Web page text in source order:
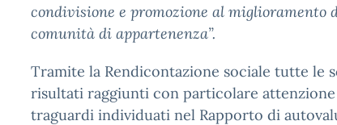
condivisione e promozione al miglioramento
comunità di appartenenza”.
Tramite la Rendicontazione sociale tutte le
risultati raggiunti con particolare
traguardi individuati nel Rapporto di